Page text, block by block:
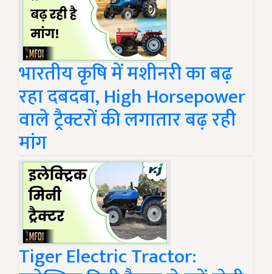
भारतीय कृषि में मशीनरी का बढ़
रहा दबदबा, High Horsepower
वाले ट्रैक्टरों की लगातार बढ़ रही
मांग
Tiger Electric Tractor: